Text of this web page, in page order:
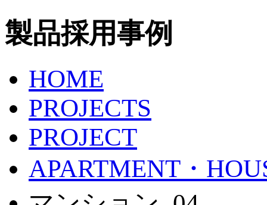
製品採用事例
HOME
PROJECTS
PROJECT
APARTMENT・